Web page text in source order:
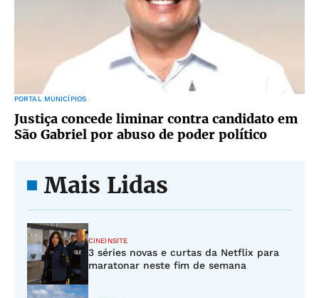
PORTAL MUNICÍPIOS
Justiça concede liminar contra candidato em
São Gabriel por abuso de poder político
Mais Lidas
CINEINSITE
3 séries novas e curtas da Netflix para
maratonar neste fim de semana